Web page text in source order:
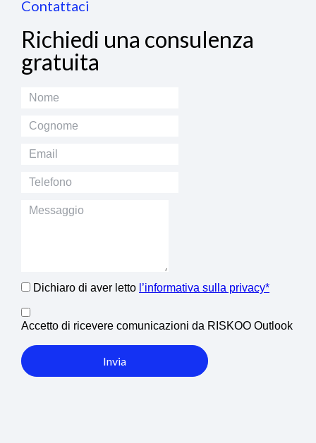
Contattaci
Richiedi una consulenza
gratuita
Dichiaro di aver letto l’informativa sulla privacy*
Accetto di ricevere comunicazioni da RISKOO Outlook
Invia